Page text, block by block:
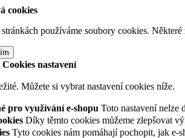
cookies
používáme soubory cookies.
Cookies nastavení
Můžete si vybrat nastavení cookies níže.
pro využívání e-shopu Toto nastavení nelze
Díky těmto cookies můžeme zlepšovat
Tyto cookies nám pomáhají pochopit, jak e-